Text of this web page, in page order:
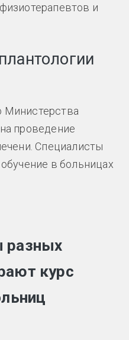
и
Министерства
проведение
Специалисты
в больницах
разных
курс